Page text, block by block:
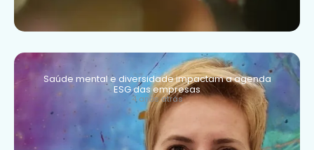
Saúde mental e diversidade impactam a agenda
ESG das empresas
4 anos atrás